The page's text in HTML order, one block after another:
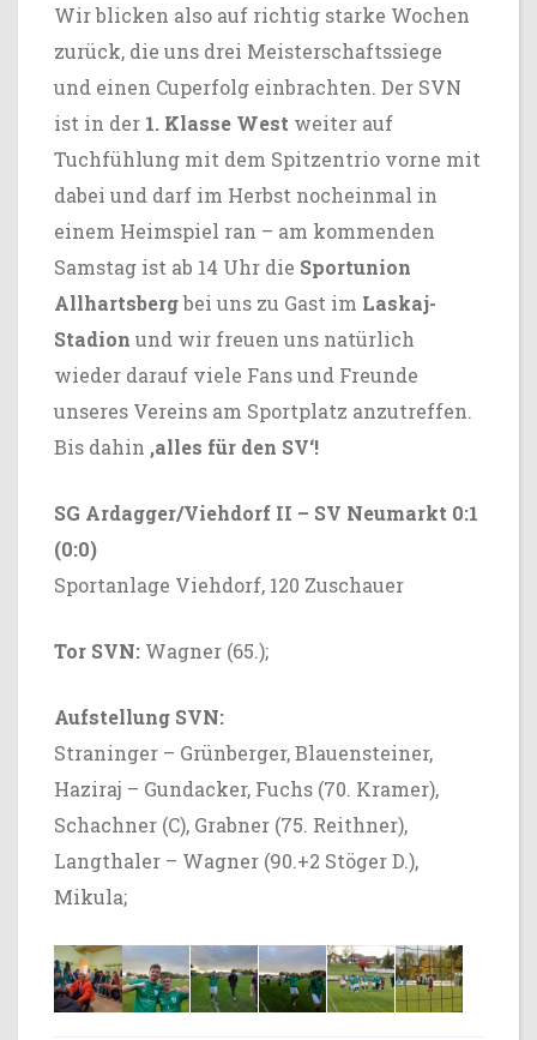
Wir blicken also auf richtig starke Wochen
zurück, die uns drei Meisterschaftssiege
und einen Cuperfolg einbrachten. Der SVN
ist in der 1. Klasse West weiter auf
Tuchfühlung mit dem Spitzentrio vorne mit
dabei und darf im Herbst nocheinmal in
einem Heimspiel ran – am kommenden
Samstag ist ab 14 Uhr die Sportunion
Allhartsbergbei uns zu Gast im Laskaj-
Stadion und wir freuen uns natürlich
wieder darauf viele Fans und Freunde
unseres Vereins am Sportplatz anzutreffen.
Bis dahin ,alles für den SV‘!
SG Ardagger/Viehdorf II – SV Neumarkt 0:1
(0:0)
Sportanlage Viehdorf, 120 Zuschauer
Tor SVN: Wagner (65.);
Aufstellung SVN:
Straninger – Grünberger, Blauensteiner,
Haziraj – Gundacker, Fuchs (70. Kramer),
Schachner (C), Grabner (75. Reithner),
Langthaler – Wagner (90.+2 Stöger D.),
Mikula;